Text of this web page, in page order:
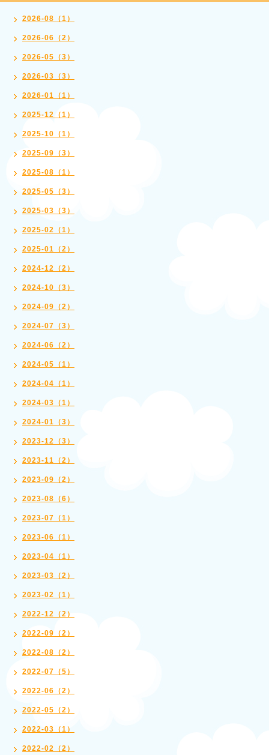
2026-08（1）
2026-06（2）
2026-05（3）
2026-03（3）
2026-01（1）
2025-12（1）
2025-10（1）
2025-09（3）
2025-08（1）
2025-05（3）
2025-03（3）
2025-02（1）
2025-01（2）
2024-12（2）
2024-10（3）
2024-09（2）
2024-07（3）
2024-06（2）
2024-05（1）
2024-04（1）
2024-03（1）
2024-01（3）
2023-12（3）
2023-11（2）
2023-09（2）
2023-08（6）
2023-07（1）
2023-06（1）
2023-04（1）
2023-03（2）
2023-02（1）
2022-12（2）
2022-09（2）
2022-08（2）
2022-07（5）
2022-06（2）
2022-05（2）
2022-03（1）
2022-02（2）